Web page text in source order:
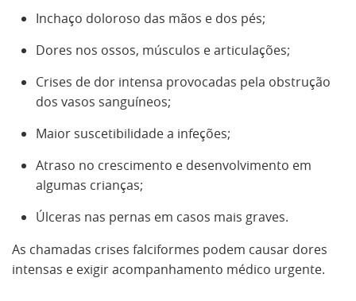
Inchaço doloroso das mãos e dos pés;
Dores nos ossos, músculos e articulações;
Crises de dor intensa provocadas pela obstrução
dos vasos sanguíneos;
Maior suscetibilidade a infeções;
Atraso no crescimento e desenvolvimento em
algumas crianças;
Úlceras nas pernas em casos mais graves.
As chamadas crises falciformes podem causar dores
intensas e exigir acompanhamento médico urgente.